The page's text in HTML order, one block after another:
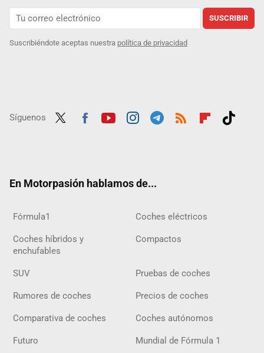
SUSCRIBIR
Suscribiéndote aceptas nuestra política de privacidad
Síguenos
En Motorpasión hablamos de...
Fórmula1 Coches eléctricos
Coches híbridos y
enchufables
Compactos
SUV Pruebas de coches
Rumores de coches Precios de coches
Comparativa de coches Coches autónomos
Futuro Mundial de Fórmula 1